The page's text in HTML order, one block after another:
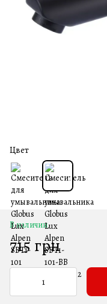
Цвет
В наличии
715 грн